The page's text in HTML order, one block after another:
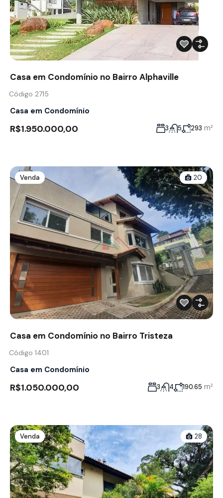
Casa em Condomínio no Bairro Alphaville
Código 2715
Casa em Condomínio
R$1.950.000,00 3 5 293 m²
Venda 20
Casa em Condomínio no Bairro Tristeza
Código 1401
Casa em Condomínio
R$1.050.000,00 3 4 190.65 m²
Venda 28